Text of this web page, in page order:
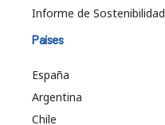
Informe de Sostenibilidad
Países
España
Argentina
Chile